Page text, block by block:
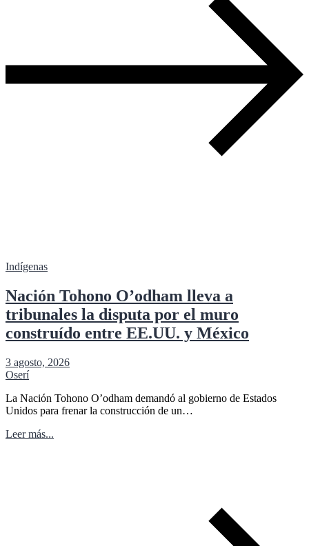
Indígenas
Nación Tohono O’odham lleva a
tribunales la disputa por el muro
construído entre EE.UU. y México
3 agosto, 2026
Oserí
La Nación Tohono O’odham demandó al gobierno de Estados
Unidos para frenar la construcción de un…
Leer más...